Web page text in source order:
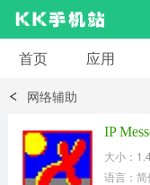
安卓应用
小说漫画
首页 应用
网络辅助
IP
大小：
语言：简